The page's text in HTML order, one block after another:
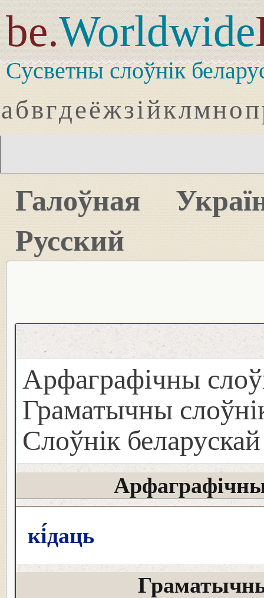
be.Worldwide
Сусветны слоўнік
абвгдеёжзійклмноп
Галоўная
Русский
Арфаграфічны
Граматычны
Слоўнік
кі́даць